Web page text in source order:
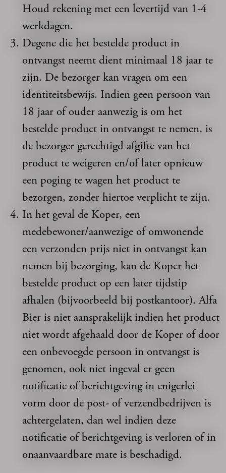
Houd rekening met een levertijd van 1-4
werkdagen.
Degene die het bestelde product in
ontvangst neemt dient minimaal 18 jaar te
zijn. De bezorger kan vragen om een
identiteitsbewijs. Indien geen persoon van
18 jaar of ouder aanwezig is om het
bestelde product in ontvangst te nemen, is
de bezorger gerechtigd afgifte van het
product te weigeren en/of later opnieuw
een poging te wagen het product te
bezorgen, zonder hiertoe verplicht te zijn.
In het geval de Koper, een
medebewoner/aanwezige of omwonende
een verzonden prijs niet in ontvangst kan
nemen bij bezorging, kan de Koper het
bestelde product op een later tijdstip
afhalen (bijvoorbeeld bij postkantoor). Alfa
Bier is niet aansprakelijk indien het product
niet wordt afgehaald door de Koper of door
een onbevoegde persoon in ontvangst is
genomen, ook niet ingeval er geen
notificatie of berichtgeving in enigerlei
vorm door de post- of verzendbedrijven is
achtergelaten, dan wel indien deze
notificatie of berichtgeving is verloren of in
onaanvaardbare mate is beschadigd.